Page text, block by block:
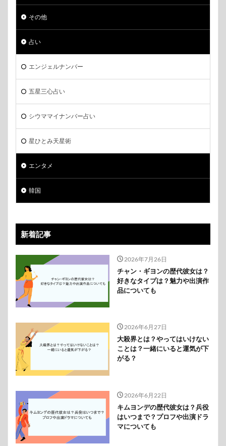
その他
占い
エンジェルナンバー
五星三心占い
シウママイナンバー占い
星ひとみ天星術
エンタメ
韓国
新着記事
2026年7月26日
チャン・ギヨンの歴代彼女は？
好きなタイプは？魅力や出演作
品についても
2026年6月27日
大殺界とは？やってはいけない
ことは？一緒にいると運気が下
がる？
2026年6月22日
キムヨンデの歴代彼女は？兵役
はいつまで？プロフや出演ドラ
マについても